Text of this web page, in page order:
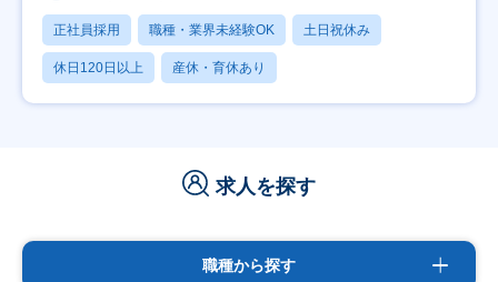
正社員採用 職種・業界未経験OK 土日祝休み
休日120日以上 産休・育休あり
求人を探す
職種から探す